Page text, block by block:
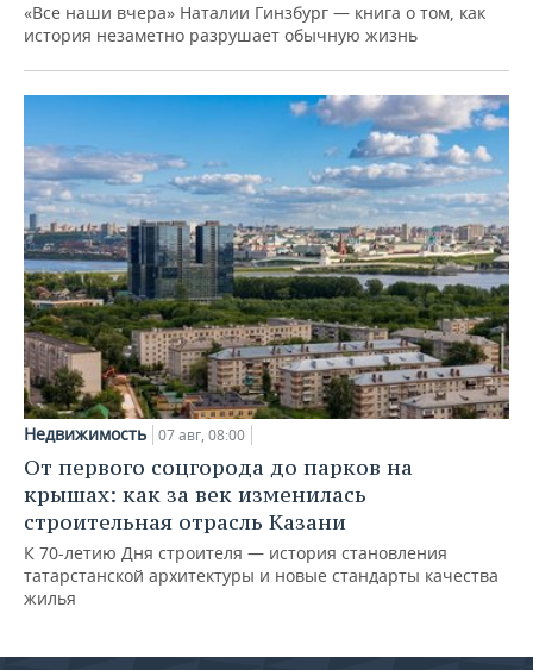
«Все наши вчера» Наталии Гинзбург — книга о том, как
история незаметно разрушает обычную жизнь
Недвижимость 07 авг, 08:00
От первого соцгорода до парков на
крышах: как за век изменилась
строительная отрасль Казани
К 70-летию Дня строителя — история становления
татарстанской архитектуры и новые стандарты качества
жилья